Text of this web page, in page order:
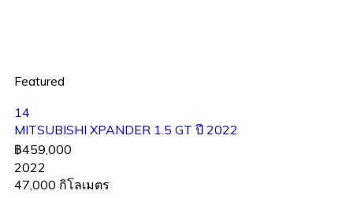
Featured
14
MITSUBISHI XPANDER 1.5 GT ปี 2022
฿459,000
2022
47,000 กิโลเมตร